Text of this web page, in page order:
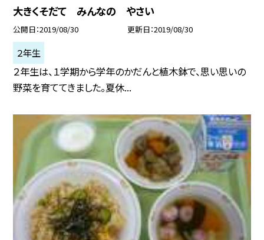
大きくそだて みんなの やさい
公開日 2019/08/30 更新日 2019/08/30
２年生
２年生は、１学期から学年のかだんと植木鉢で、思い思いの
野菜を育ててきました。夏休...